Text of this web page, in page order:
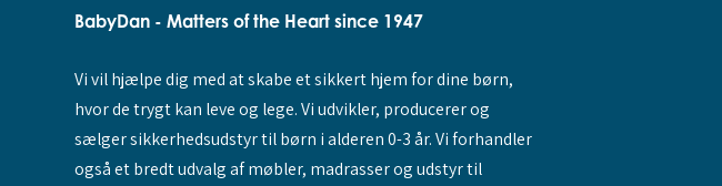
BabyDan - Matters of the Heart since 1947
Vi vil hjælpe dig med at skabe et sikkert hjem for dine børn,
hvor de trygt kan leve og lege. Vi udvikler, producerer og
sælger sikkerhedsudstyr til børn i alderen 0-3 år. Vi forhandler
også et bredt udvalg af møbler, madrasser og udstyr til